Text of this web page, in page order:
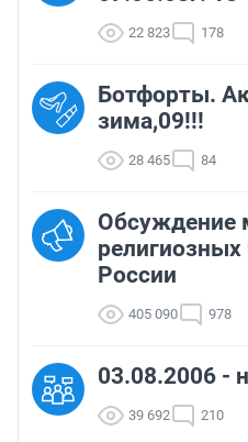
22 823 178
Ботфорты.
зима,09!!!
28 465 84
Обсуждение
религиозных
России
405 090 978
03.08.2006 -
39 692 210